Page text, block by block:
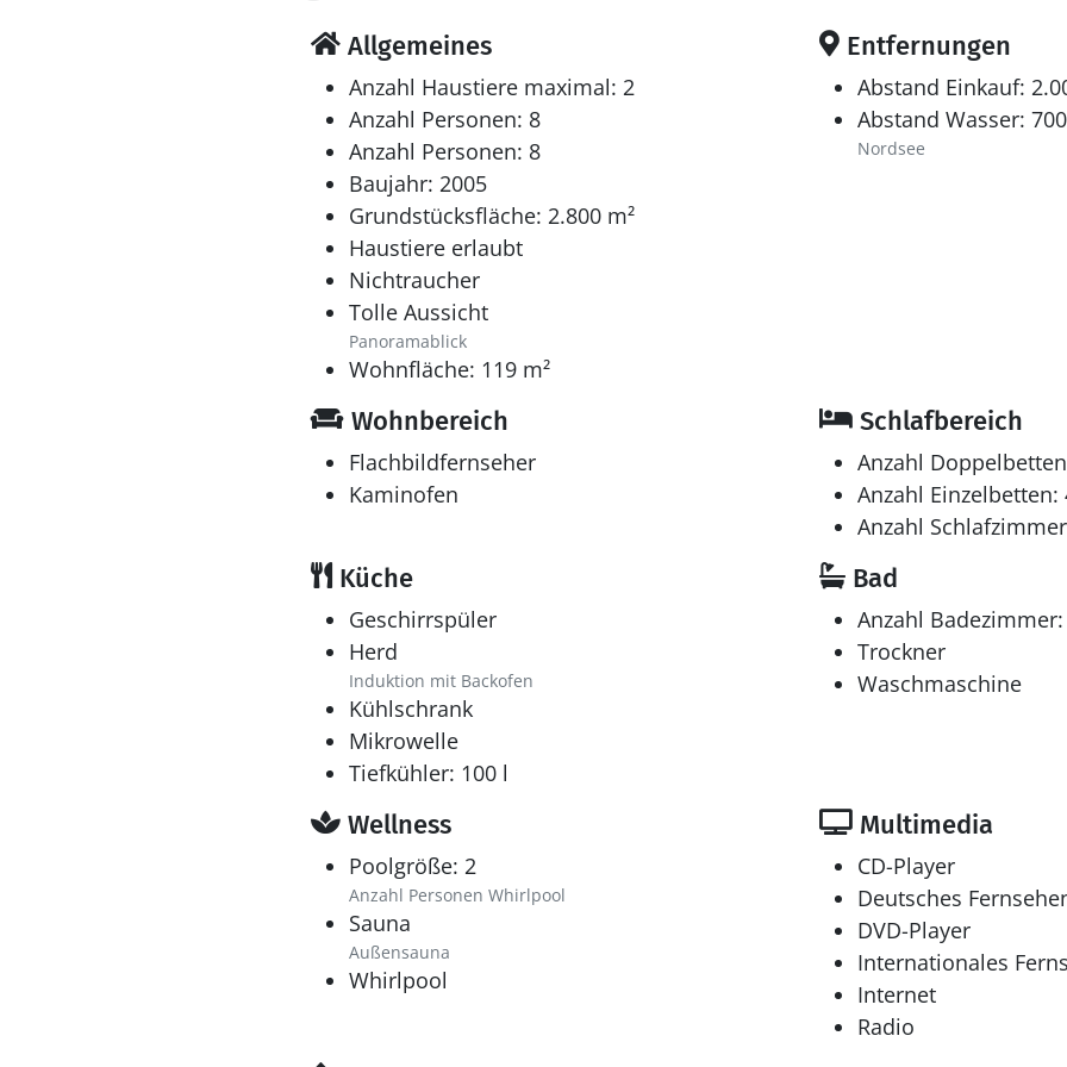
Allgemeines
Anzahl Haustiere maximal: 2
Anzahl Personen: 8
Anzahl Personen: 8
Baujahr: 2005
Grundstücksfläche: 2.800 m²
Haustiere erlaubt
Nichtraucher
Tolle Aussicht
Panoramablick
Wohnfläche: 119 m²
Entfernungen
Abstand Einkauf:
Abstand Wasser:
Nordsee
Wohnbereich
Flachbildfernseher
Kaminofen
Schlafbereich
Anzahl
Anzahl Einzelbetten:
Anzahl
Küche
Geschirrspüler
Herd
Induktion mit Backofen
Kühlschrank
Mikrowelle
Tiefkühler: 100 l
Bad
Anzahl
Trockner
Waschmaschine
Wellness
Poolgröße: 2
Anzahl Personen Whirlpool
Sauna
Außensauna
Whirlpool
Multimedia
CD-Player
Deutsches
DVD-Player
Internationales
Internet
Radio